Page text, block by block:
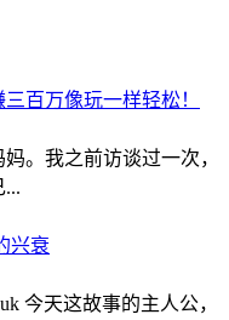
百万像玩一样轻松！
。我之前访谈过一次，
...
兴衰
今天这故事的主人公，